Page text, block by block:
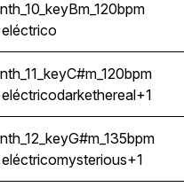
darkethereal+1
mysterious+1